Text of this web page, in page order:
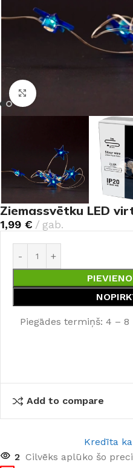
Noklikšķiniet, lai
Ziemassvētku LED
1,99 € gab.
Piegādes termiņš: 4 – 8
Add to compare
Kredīta
2 Cilvēks aplūko šo preci